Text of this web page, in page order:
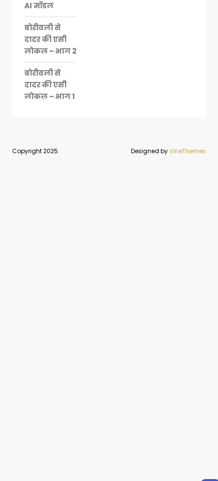
AI मॉडल
बोरीवली से
दादर की एसी
लोकल – भाग 2
बोरीवली से
दादर की एसी
लोकल – भाग 1
Copyright 2025. Designed byVineThemes